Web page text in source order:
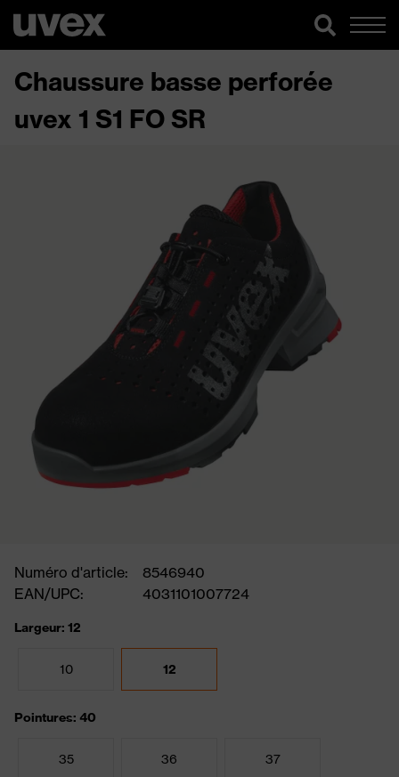
Chaussure basse perforée
uvex 1 S1 FO SR
Numéro d'article:
8546940
EAN/UPC:
4031101007724
Largeur: 12
10 12
Pointures: 40
35 36 37